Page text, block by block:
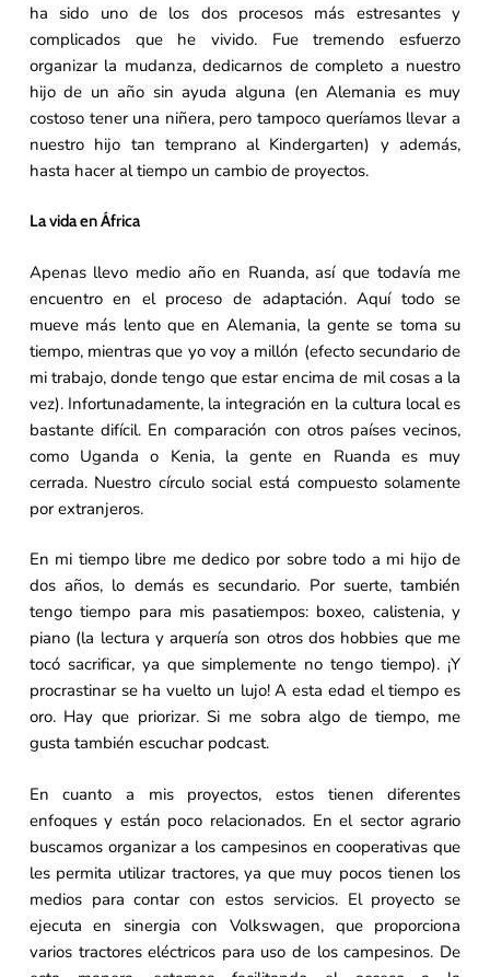
ha sido uno de los dos procesos más estresantes y
complicados que he vivido. Fue tremendo esfuerzo
organizar la mudanza, dedicarnos de completo a nuestro
hijo de un año sin ayuda alguna (en Alemania es muy
costoso tener una niñera, pero tampoco queríamos llevar a
nuestro hijo tan temprano al Kindergarten) y además,
hasta hacer al tiempo un cambio de proyectos.
La vida en África
Apenas llevo medio año en Ruanda, así que todavía me
encuentro en el proceso de adaptación. Aquí todo se
mueve más lento que en Alemania, la gente se toma su
tiempo, mientras que yo voy a millón (efecto secundario de
mi trabajo, donde tengo que estar encima de mil cosas a la
vez). Infortunadamente, la integración en la cultura local es
bastante difícil. En comparación con otros países vecinos,
como Uganda o Kenia, la gente en Ruanda es muy
cerrada. Nuestro círculo social está compuesto solamente
por extranjeros.
En mi tiempo libre me dedico por sobre todo a mi hijo de
dos años, lo demás es secundario. Por suerte, también
tengo tiempo para mis pasatiempos: boxeo, calistenia, y
piano (la lectura y arquería son otros dos hobbies que me
tocó sacrificar, ya que simplemente no tengo tiempo). ¡Y
procrastinar se ha vuelto un lujo! A esta edad el tiempo es
oro. Hay que priorizar. Si me sobra algo de tiempo, me
gusta también escuchar podcast.
En cuanto a mis proyectos, estos tienen diferentes
enfoques y están poco relacionados. En el sector agrario
buscamos organizar a los campesinos en cooperativas que
les permita utilizar tractores, ya que muy pocos tienen los
medios para contar con estos servicios. El proyecto se
ejecuta en sinergia con Volkswagen, que proporciona
varios tractores eléctricos para uso de los campesinos. De